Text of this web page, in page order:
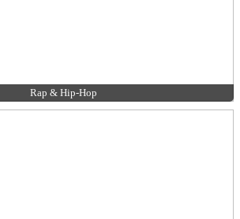
Rap & Hip-Hop